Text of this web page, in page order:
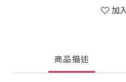
加
商品描述